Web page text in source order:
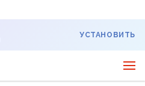
УСТАНОВИТЬ